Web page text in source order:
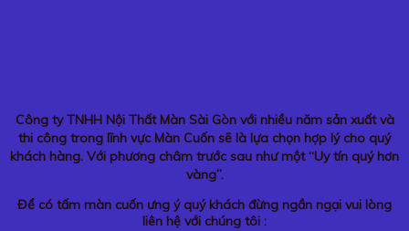
Công ty TNHH Nội Thất Màn Sài Gòn với nhiều năm sản xuất và
thi công trong lĩnh vực Màn Cuốn sẽ là lựa chọn hợp lý cho quý
khách hàng. Với phương châm trước sau như một “Uy tín quý hơn
vàng”.
Để có tấm màn cuốn ưng ý quý khách đừng ngần ngại vui lòng
liên hệ với chúng tôi :